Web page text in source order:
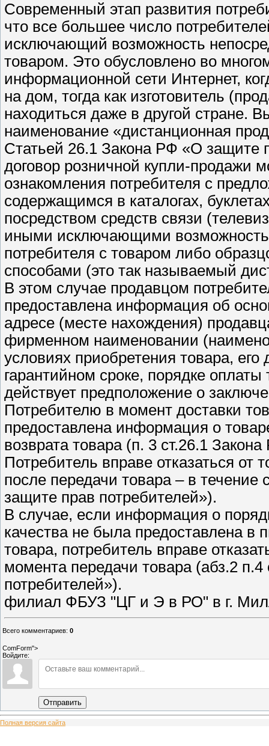
Современный этап развития
что все большее число
исключающий возможность
товаром. Это обусловлено во
информационной сети Интернет,
на дом, тогда как изготовитель
находиться даже в другой стране.
наименование «дистанционная
Статьей 26.1 Закона РФ «О защите
договор розничной купли-продажи
ознакомления потребителя с
содержащимся в каталогах,
посредством средств связи
иными исключающими возможность
потребителя с товаром либо
способами (это так называемый
В этом случае продавцом
предоставлена информация об
адресе (месте нахождения)
фирменном наименовании
условиях приобретения товара, его
гарантийном сроке, порядке оплаты
действует предположение о
Потребителю в момент доставки
предоставлена информация о
возврата товара (п. 3 ст.26.1
Потребитель вправе отказаться от
после передачи товара – в
защите прав потребителей»).
В случае, если информация о
качества не была предоставлена
товара, потребитель вправе
момента передачи товара (абз.2
потребителей»).
филиал ФБУЗ "ЦГ и Э в РО" в г.
Всего комментариев: 0
ComForm">
Войдите:
Отправить
Полная версия сайта